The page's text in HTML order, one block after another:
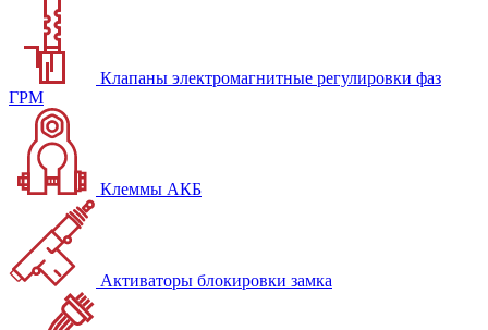
Клапаны электромагнитные регулировки фаз
ГРМ
Клеммы АКБ
Активаторы блокировки замка